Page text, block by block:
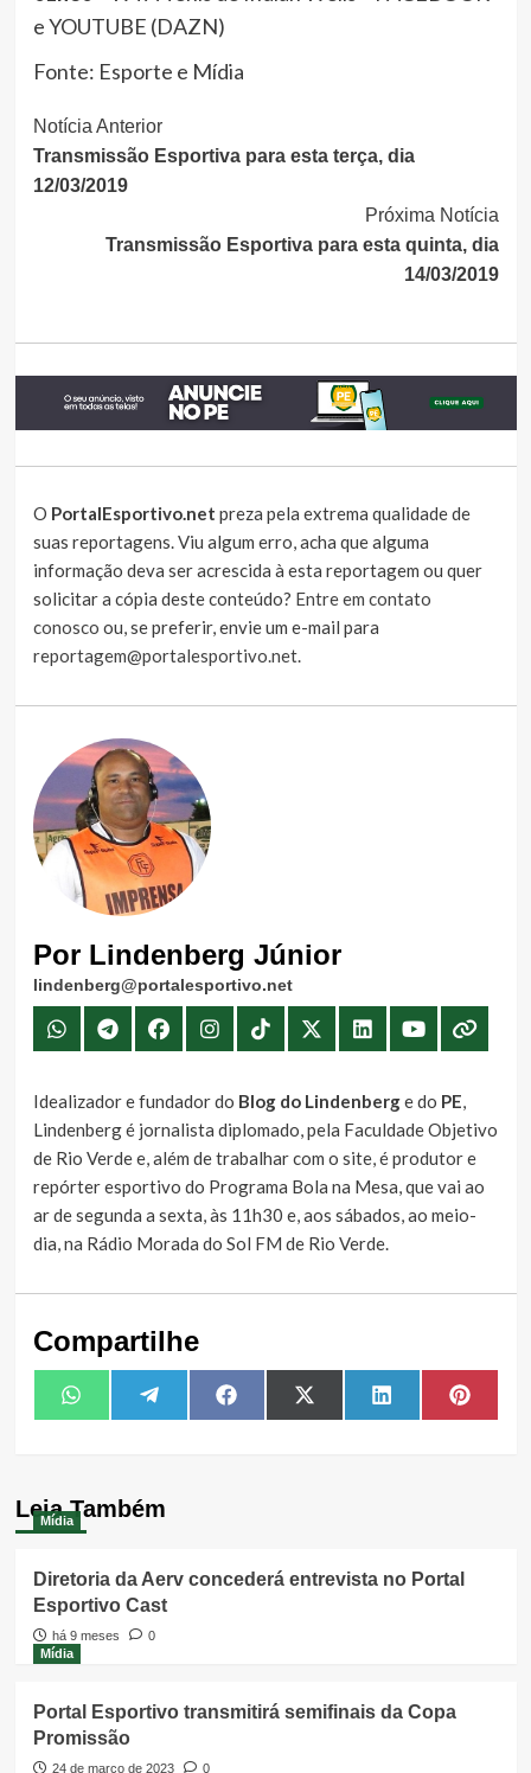
e YOUTUBE (DAZN)
Fonte: Esporte e Mídia
Continue
Lendo
Notícia Anterior
Transmissão Esportiva para esta terça, dia
12/03/2019
Próxima Notícia
Transmissão Esportiva para esta quinta, dia
14/03/2019
O PortalEsportivo.net preza pela extrema qualidade de
suas reportagens. Viu algum erro, acha que alguma
informação deva ser acrescida à esta reportagem ou quer
solicitar a cópia deste conteúdo? Entre em contato
conosco ou, se preferir, envie um e-mail para
reportagem@portalesportivo.net.
Por Lindenberg Júnior
lindenberg@portalesportivo.net
Idealizador e fundador do Blog do Lindenberge do PE,
Lindenberg é jornalista diplomado, pela Faculdade Objetivo
de Rio Verde e, além de trabalhar com o site, é produtor e
repórter esportivo do Programa Bola na Mesa, que vai ao
ar de segunda a sexta, às 11h30 e, aos sábados, ao meio-
dia, na Rádio Morada do Sol FM de Rio Verde.
Compartilhe
Share
on
WhatsAppShare
on
TelegramShare
on
FacebookShare
on
X
(Twitter)
Share
on
LinkedIn Share
on
Leia Também
Mídia
Diretoria da Aerv concederá entrevista no Portal
Esportivo Cast
há 9 meses
0
Mídia
Portal Esportivo transmitirá semifinais da Copa
Promissão
24 de março de 2023 0